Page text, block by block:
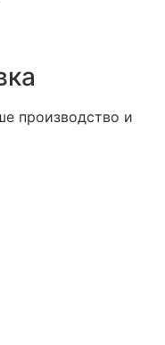
производство и